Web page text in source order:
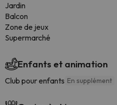
Jardin
Balcon
Zone de jeux
Supermarché
Enfants et animation
Club pour enfants En supplément